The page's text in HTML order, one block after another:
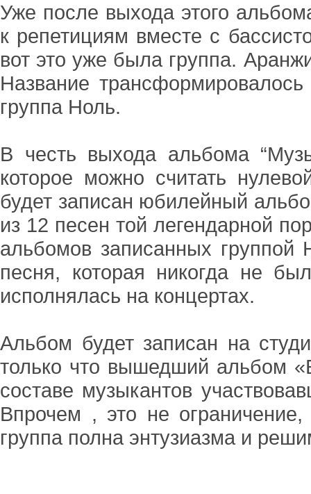
Уже после выхода этого
к репетициям вместе с
вот это уже была группа.
Название
группа Ноль.
В честь выхода альбома
которое можно считать
будет записан юбилейный
из 12 песен той легендарной
альбомов записанных
песня, которая никогда не
исполнялась на концертах.
Альбом будет записан на
только что вышедший альбом
составе музыкантов
Впрочем , это не
группа полна энтузиазма и